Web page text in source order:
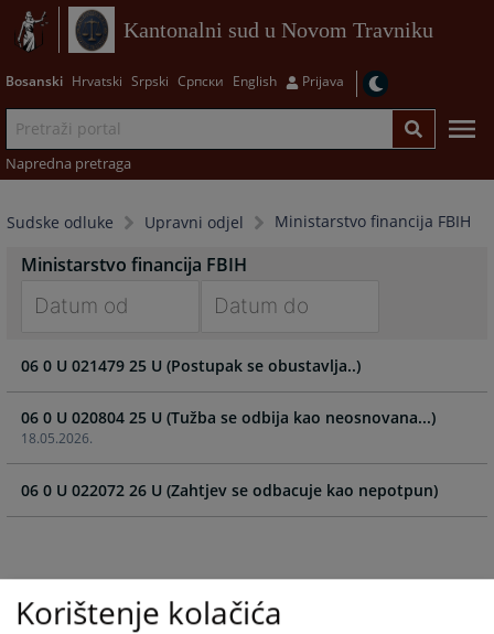
Kantonalni sud u Novom Travniku
Bosanski Hrvatski Srpski Српски English Prijava
Napredna pretraga
Sudske odluke Upravni odjel Ministarstvo financija FBIH
Ministarstvo financija FBIH
forward
to
interact
with
the
calendar
and
date.
Press
forward
to
interact
the
calendar
and
date.
Press
06 0 U 021479 25 U (Postupak se obustavlja..)
18.05.2026.
06 0 U 020804 25 U (Tužba se odbija kao neosnovana...)
06 0 U 022072 26 U (Zahtjev se odbacuje kao nepotpun)
Korištenje kolačića